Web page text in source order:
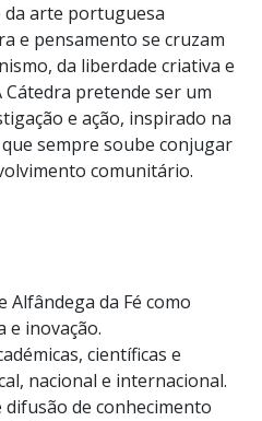
arte portuguesa
e pensamento se cruzam
da liberdade criativa e
Cátedra pretende ser um
e ação, inspirado na
sempre soube conjugar
comunitário.
da Fé como
e inovação.
científicas e
nacional e internacional.
de conhecimento